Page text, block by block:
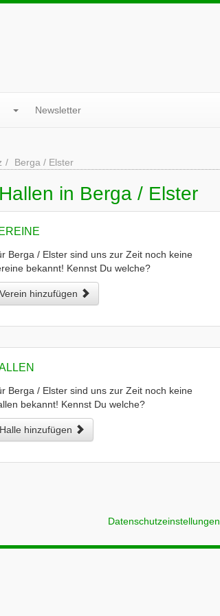
Newsletter
Berga / Elster
in Berga / Elster
Berga / Elster sind uns zur Zeit noch keine
bekannt! Kennst Du welche?
Verein hinzufügen
Berga / Elster sind uns zur Zeit noch keine
bekannt! Kennst Du welche?
Halle hinzufügen
Datenschutzeinstellungen